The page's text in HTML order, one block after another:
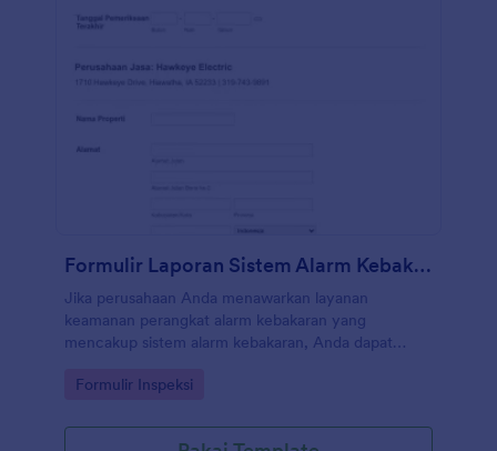
Formulir Laporan Sistem Alarm Kebakaran
Jika perusahaan Anda menawarkan layanan
keamanan perangkat alarm kebakaran yang
mencakup sistem alarm kebakaran, Anda dapat
kebakaran ini untuk memantau, memeriksa, menguji,
kebakaran yang Anda miliki. Melalui pengumpulan
Go to Category:
Formulir Inspeksi